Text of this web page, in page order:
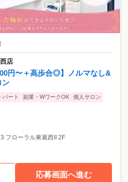
店
円〜＋高歩合◎】ノルマなし&
ン
パート 副業・WワークOK
個人サロン
フローラル東葛西II 2F
応募画面へ進む